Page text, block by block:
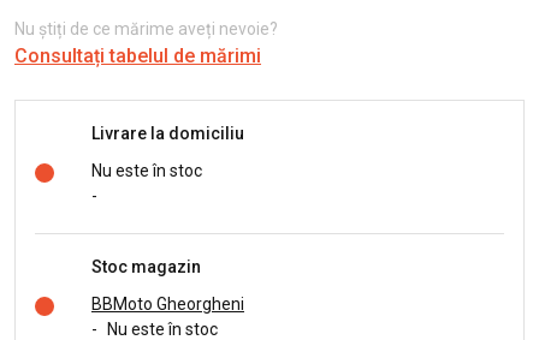
Nu știți de ce mărime aveți nevoie?
Consultați tabelul de mărimi
Livrare la domiciliu
Nu este în stoc
-
Stoc magazin
BBMoto Gheorgheni
- Nu este în stoc